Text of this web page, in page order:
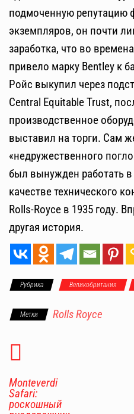
подмоченную репутацию
экземпляров, он почти
заработка, что во
привело марку Bentley к
Ройс выкупил через
Central Equitable Trust,
производственное
выставил на торги. Сам
«недружественного
был вынужден работать
качестве технического
Rolls-Royce в 1935 году.
другая история.
Рубрика Великобритания
Метки Rolls Royce
Monteverdi
Safari:
роскошный